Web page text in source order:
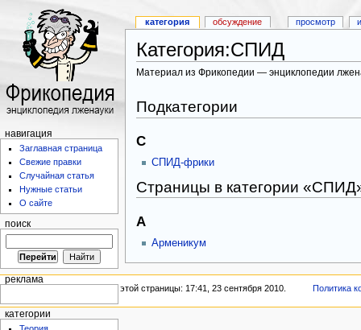
Категория:СПИД
Материал из Фрикопедии — энциклопедии
Подкатегории
С
СПИД-фрики
Страницы в категории
А
Арменикум
категория обсуждение просмотр
навигация
Заглавная страница
Свежие правки
Случайная статья
Нужные статьи
О сайте
поиск
реклама
категории
Последнее изменение этой страницы: 17:41, 23 сентября 2010. Политика